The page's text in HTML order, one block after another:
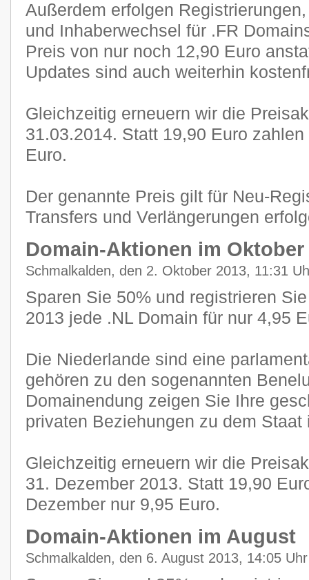
Außerdem erfolgen
und Inhaberwechsel für .FR
Preis von nur noch 12,90 Euro
Updates sind auch weiterhin
Gleichzeitig erneuern wir die
31.03.2014. Statt 19,90 Euro
Euro.
Der genannte Preis gilt für Neu-
Transfers und Verlängerungen
Domain-Aktionen im Oktober
Schmalkalden, den 2. Oktober 2013, 11:31
Sparen Sie 50% und registrieren
2013 jede .NL Domain für nur 4,95
Die Niederlande sind eine
gehören zu den sogenannten
Domainendung zeigen Sie Ihre
privaten Beziehungen zu dem Staat
Gleichzeitig erneuern wir die
31. Dezember 2013. Statt 19,90
Dezember nur 9,95 Euro.
Domain-Aktionen im August
Schmalkalden, den 6. August 2013, 14:05 Uhr